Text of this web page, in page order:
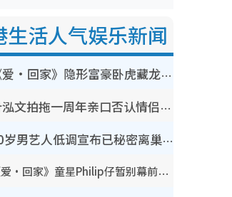
生活人气娱乐新闻
《爱·回家》隐形富豪卧虎藏龙！盘点12位财气逼人的有钱艺人：这位美女3亿身家不愁做
叶泓文拍拖一周年亲口否认情侣关系？！被质疑感情造假竟称GM“普通同事”
30岁男艺人低调宣布已秘密离巢！人气急跌变失踪人口：“这几年过得并不容易”
《爱·回家》童星Philip仔暂别幕前久违现身！15岁近况暴风成长长高变帅气少年